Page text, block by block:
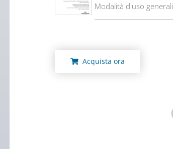
Modalità d'uso generali
Acquista ora